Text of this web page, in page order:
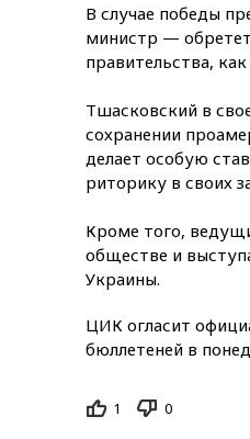
В случае победы
министр —
правительства,
Тшасковский в
сохранении
делает особую
риторику в своих
Кроме того,
обществе и
Украины.
ЦИК огласит
бюллетеней в
1 0